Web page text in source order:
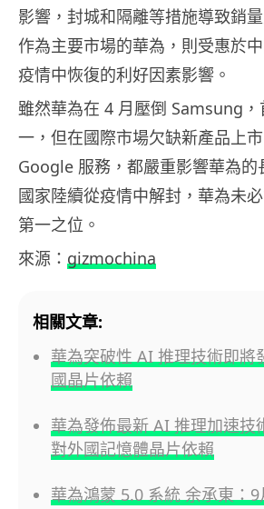
影響，封城和隔離等措施導致銷
作為主要市場的華為，則受惠於
疫情中恢復的利好因素影響。
雖然華為在 4 月壓倒 Samsung
一，但在國際市場欠缺新產品上
Google 服務，都嚴重影響華為的
國家陸續從疫情中解封，華為未
第一之位。
來源： gizmochina
相關文章:
華為突破性 AI 推理技術即將
國晶片依賴
華為發佈最新 AI 推理加速技
對外國記憶體晶片依賴
華為鴻蒙 5.0 系統 余承東：